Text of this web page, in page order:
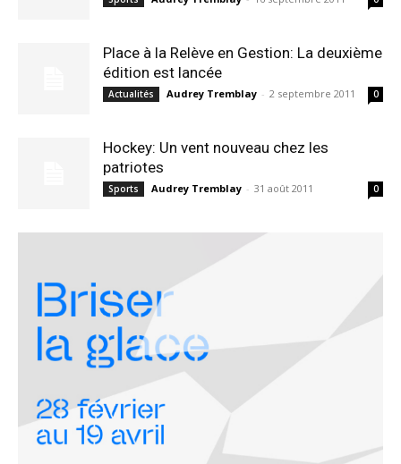
Place à la Relève en Gestion: La deuxième
édition est lancée
Actualités Audrey Tremblay - 2 septembre 2011 0
Hockey: Un vent nouveau chez les
patriotes
Sports Audrey Tremblay - 31 août 2011 0